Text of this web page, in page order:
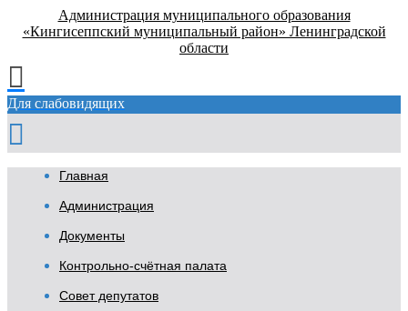
Администрация муниципального образования
«Кингисеппский муниципальный район» Ленинградской
области
Для слабовидящих
Главная
Администрация
Документы
Контрольно-счётная палата
Совет депутатов